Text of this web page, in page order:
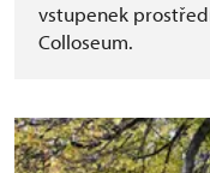
vstupenek
Colloseum.